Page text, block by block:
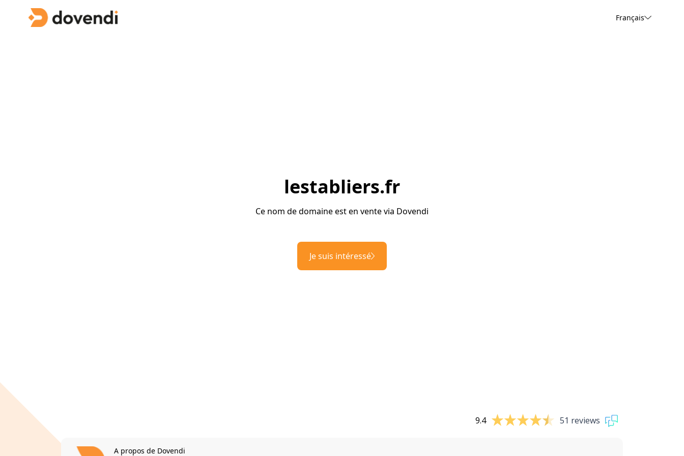
Français
lestabliers.fr
Ce nom de domaine est en vente via Dovendi
Je suis intéressé
9.4 51 reviews
A propos de Dovendi